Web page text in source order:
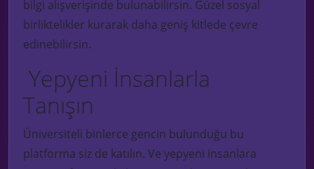
bilgi alışverişinde bulunabilirsin. Güzel sosyal
birliktelikler kurarak daha geniş kitlede çevre
edinebilirsin.
Yepyeni İnsanlarla
Tanışın
Üniversiteli binlerce gencin bulunduğu bu
platforma siz de katılın. Ve yepyeni insanlara